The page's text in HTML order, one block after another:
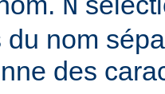
N
du nom
des